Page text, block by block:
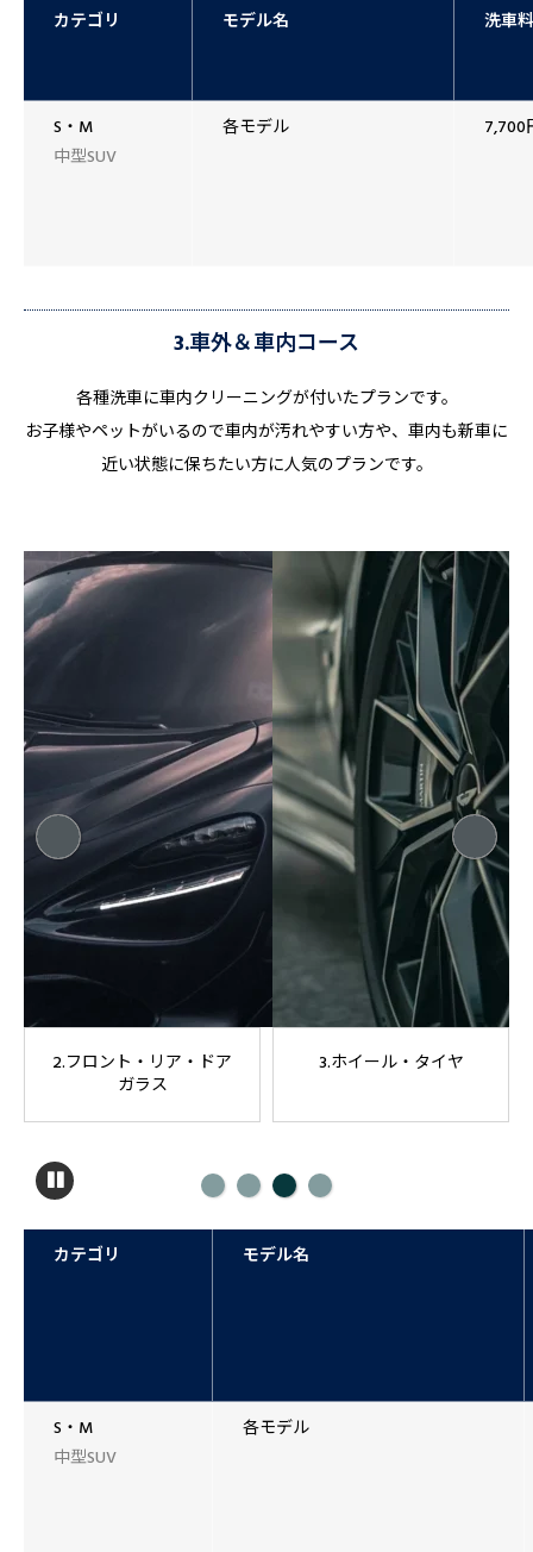
カテゴリ モデル名 洗車
S・M
中型SUV
各モデル 7,700
3.車外＆車内コース
各種洗車に車内クリーニングが付いたプランです。
お子様やペットがいるので車内が汚れやすい方や、車内も新車に
近い状態に保ちたい方に人気のプランです。
3.ホイール・タイヤ 4.車内クリーニング
カテゴリ モデル名
S・M
中型SUV
各モデル